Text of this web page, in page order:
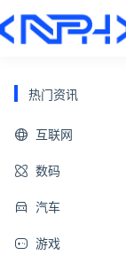
热门资讯
互联网
数码
汽车
游戏